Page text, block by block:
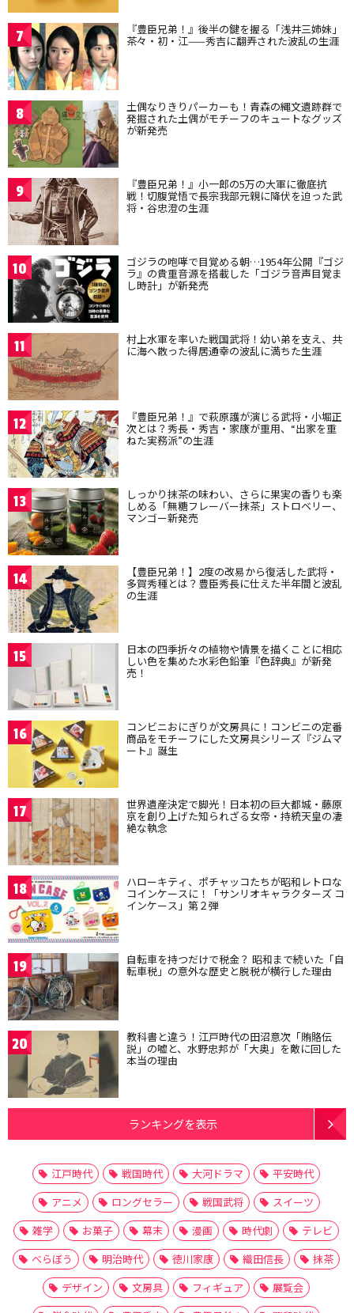
7 『豊臣兄弟！』後半の鍵を握る「浅井三姉妹」
茶々・初・江——秀吉に翻弄された波乱の生涯
8 土偶なりきりパーカーも！青森の縄文遺跡群で
発掘された土偶がモチーフのキュートなグッズ
が新発売
9 『豊臣兄弟！』小一郎の5万の大軍に徹底抗
戦！切腹覚悟で長宗我部元親に降伏を迫った武
将・谷忠澄の生涯
10 ゴジラの咆哮で目覚める朝…1954年公開『ゴジ
ラ』の貴重音源を搭載した「ゴジラ音声目覚ま
し時計」が新発売
11 村上水軍を率いた戦国武将！幼い弟を支え、共
に海へ散った得居通幸の波乱に満ちた生涯
12 『豊臣兄弟！』で萩原護が演じる武将・小堀正
次とは？秀長・秀吉・家康が重用、“出家を重
ねた実務派”の生涯
13 しっかり抹茶の味わい、さらに果実の香りも楽
しめる「無糖フレーバー抹茶」ストロベリー、
マンゴー新発売
14 【豊臣兄弟！】2度の改易から復活した武将・
多賀秀種とは？豊臣秀長に仕えた半年間と波乱
の生涯
15 日本の四季折々の植物や情景を描くことに相応
しい色を集めた水彩色鉛筆『色辞典』が新発
売！
16 コンビニおにぎりが文房具に！コンビニの定番
商品をモチーフにした文房具シリーズ『ジムマ
ート』誕生
17 世界遺産決定で脚光！日本初の巨大都城・藤原
京を創り上げた知られざる女帝・持統天皇の凄
絶な執念
18 ハローキティ、ポチャッコたちが昭和レトロな
コインケースに！「サンリオキャラクターズ コ
インケース」第２弾
19 自転車を持つだけで税金？ 昭和まで続いた「自
転車税」の意外な歴史と脱税が横行した理由
20 教科書と違う！江戸時代の田沼意次「賄賂伝
説」の嘘と、水野忠邦が「大奥」を敵に回した
本当の理由
ランキングを表示
江戸時代 戦国時代 大河ドラマ
平安時代
アニメ
ロングセラー 戦国武将
スイーツ
雑学
お菓子 幕末 漫画 時代劇
テレビ
べらぼう
明治時代 徳川家康 織田信長
抹茶
デザイン
文房具 フィギュア
展覧会